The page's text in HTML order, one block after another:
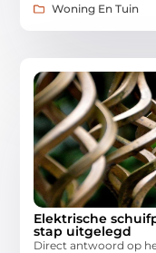
Woning En Tuin
Elektrische
stap uitgelegd
Direct antwoord op